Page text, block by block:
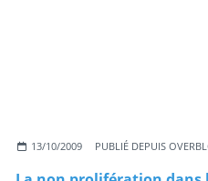
13/10/2009 PUBLIÉ DEPUIS